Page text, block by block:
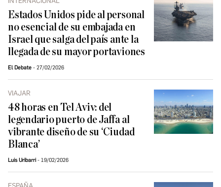
Estados Unidos pide al personal
no esencial de su embajada en
Israel que salga del país ante la
llegada de su mayor portaviones
El Debate 27/02/2026
VIAJAR
48 horas en Tel Aviv: del
legendario puerto de Jaffa al
vibrante diseño de su ‘Ciudad
Blanca’
Luis Uribarri 19/02/2026